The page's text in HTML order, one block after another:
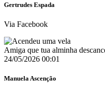
Gertrudes Espada
Via Facebook
Amiga que tua alminha
24/05/2026 00:01
Manuela Ascenção